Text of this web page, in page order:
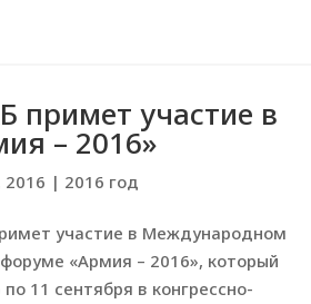
примет участие в
– 2016»
2016 | 2016 год
участие в Международном
«Армия – 2016», который
11 сентября в конгрессно-